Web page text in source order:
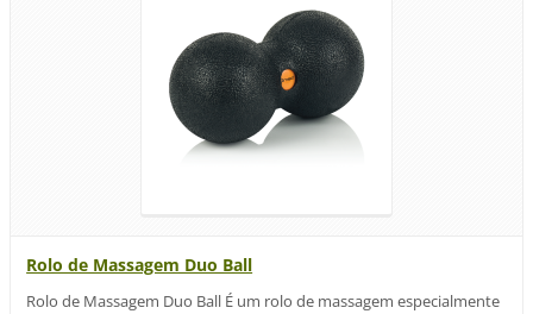
Rolo de Massagem Duo Ball
Rolo de Massagem Duo Ball É um rolo de massagem especialmente